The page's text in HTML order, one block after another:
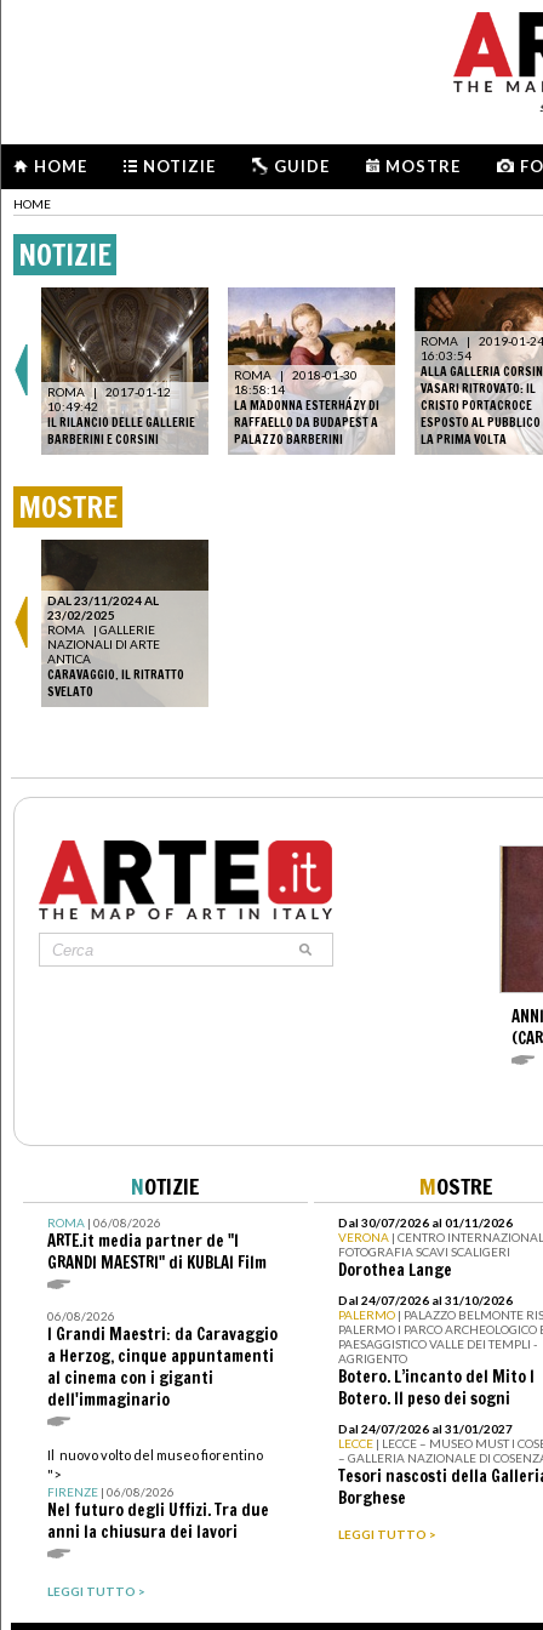
HOME NOTIZIE GUIDE MOSTRE
HOME
NOTIZIE
ROMA |
2017-01-12
10:49:42
IL RILANCIO DELLE GALLERIE
BARBERINI E CORSINI
ROMA | 2018-01-30
18:58:14
LA MADONNA ESTERHÁZY DI
RAFFAELLO DA BUDAPEST A
PALAZZO BARBERINI
ROMA |
2019-01-24
16:03:54
ALLA GALLERIA
VASARI RITROVATO: IL
CRISTO PORTACROCE
ESPOSTO AL PUBBLICO
LA PRIMA VOLTA
MOSTRE
DAL 23/11/2024 AL
23/02/2025
ROMA
| GALLERIE
NAZIONALI DI ARTE
ANTICA
CARAVAGGIO. IL RITRATTO
SVELATO
NOTIZIE
ROMA| 06/08/2026
ARTE.it media partner de "I
GRANDI MAESTRI" di KUBLAI Film
06/08/2026
I Grandi Maestri: da Caravaggio
a Herzog, cinque appuntamenti
al cinema con i giganti
dell'immaginario
Il nuovo volto del museo fiorentino
">
FIRENZE| 06/08/2026
Nel futuro degli Uffizi. Tra due
anni la chiusura dei lavori
LEGGI TUTTO >
MOSTRE
Dal 30/07/2026 al 01/11/2026
VERONA | CENTRO
FOTOGRAFIA SCAVI SCALIGERI
Dorothea Lange
Dal 24/07/2026 al 31/10/2026
PALERMO | PALAZZO BELMONTE
PALERMO I PARCO ARCHEOLOGICO
PAESAGGISTICO VALLE DEI TEMPLI -
AGRIGENTO
Botero. L’incanto del Mito I
Botero. Il peso dei sogni
Dal 24/07/2026 al 31/01/2027
LECCE | LECCE – MUSEO MUST I
– GALLERIA NAZIONALE DI
Tesori nascosti della
Borghese
LEGGI TUTTO >